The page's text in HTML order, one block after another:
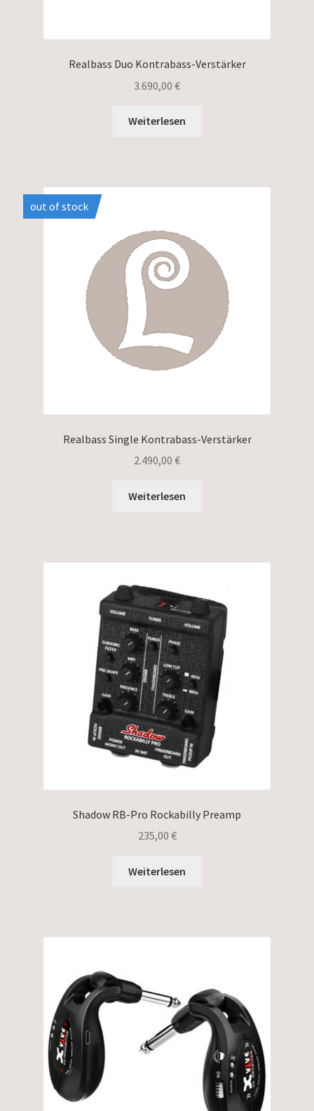
Realbass Duo Kontrabass-Verstärker
3.690,00 €
Weiterlesen
out of stock
Realbass Single Kontrabass-Verstärker
2.490,00 €
Weiterlesen
Shadow RB-Pro Rockabilly Preamp
235,00 €
Weiterlesen